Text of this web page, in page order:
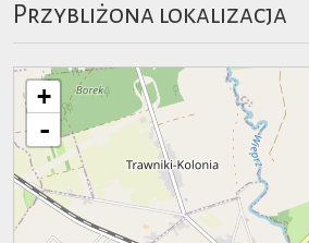
Przybliżona lokalizacja
+
-